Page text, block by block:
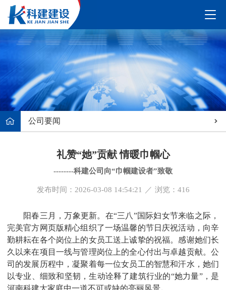
公司要闻
礼赞“她”贡献 情暖巾帼心
--------科建公司向“巾帼建设者”致敬
发布时间：2026-03-08 14:54:21 ／ 浏览： 416
阳春三月，万象更新。在“三八”国际妇女节来临之际，
完美官方网页版精心组织了一场温馨的节日庆祝活动，向辛
勤耕耘在各个岗位上的女员工送上诚挚的祝福。感谢她们长
久以来在项目一线与管理岗位上的全心付出与卓越贡献。公
司的发展历程中，凝聚着每一位女员工的智慧和汗水，她们
以专业、细致和坚韧，生动诠释了建筑行业的“她力量”，是
河南科建大家庭中一道不可或缺的亮丽风景。